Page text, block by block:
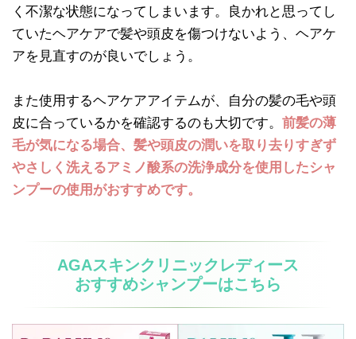
く不潔な状態になってしまいます。良かれと思ってし
ていたヘアケアで髪や頭皮を傷つけないよう、ヘアケ
アを見直すのが良いでしょう。
また使用するヘアケアアイテムが、自分の髪の毛や頭
皮に合っているかを確認するのも大切です。 前髪の薄
毛が気になる場合、髪や頭皮の潤いを取り去りすぎず
やさしく洗えるアミノ酸系の洗浄成分を使用したシャ
ンプーの使用がおすすめです。
AGAスキンクリニックレディース
おすすめシャンプーはこちら